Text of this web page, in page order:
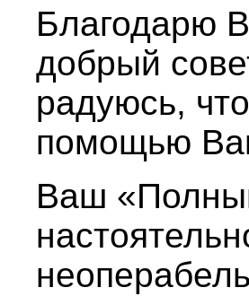
Благодарю
добрый
радуюсь,
помощью
Ваш